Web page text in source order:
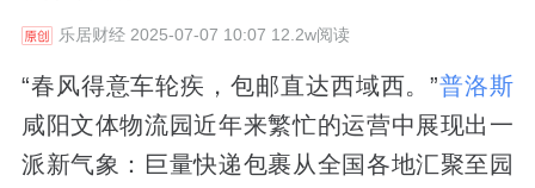
乐居财经2025-07-07 10:07 12.2w阅读
“春风得意车轮疾，包邮直达西域西。”普洛斯
咸阳文体物流园近年来繁忙的运营中展现出一
派新气象：巨量快递包裹从全国各地汇聚至园